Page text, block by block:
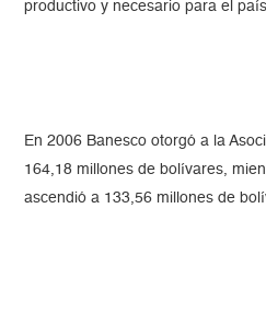
productivo y necesario para el
En 2006 Banesco otorgó a la
164,18 millones de bolívares,
ascendió a 133,56 millones de